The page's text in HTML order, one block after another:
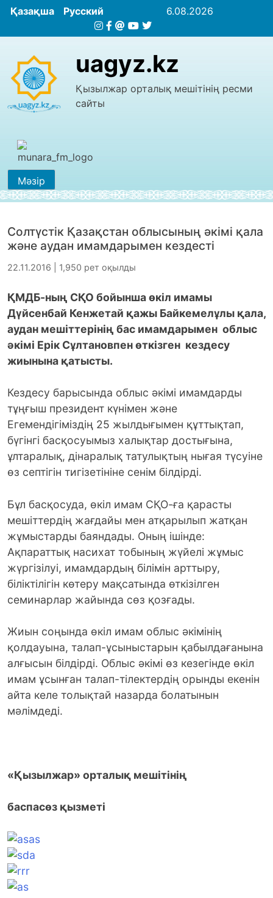
Қазақша Русский 6.08.2026
uagyz.kz
Қызылжар орталық мешітінің ресми
сайты
Мәзір
Солтүстік Қазақстан облысының әкімі қала
және аудан имамдарымен кездесті
22.11.2016 | 1,950 рет оқылды
ҚМДБ-ның СҚО бойынша өкіл имамы
Дүйсенбай Кенжетай қажы Байкемелұлы қала,
аудан мешіттерінің бас имамдарымен облыс
әкімі Ерік Сұлтановпен өткізген кездесу
жиынына қатысты.
Кездесу барысында облыс әкімі имамдарды
тұңғыш президент күнімен және
Егемендігіміздің 25 жылдығымен құттықтап,
бүгінгі басқосуымыз халықтар достығына,
ұлтаралық, дінаралық татулықтың нығая түсуіне
өз септігін тигізетініне сенім білдірді.
Бұл басқосуда, өкіл имам СҚО-ға қарасты
мешіттердің жағдайы мен атқарылып жатқан
жұмыстарды баяндады. Оның ішінде:
Ақпараттық насихат тобының жүйелі жұмыс
жүргізілуі, имамдардың білімін арттыру,
біліктілігін көтеру мақсатында өткізілген
семинарлар жайында сөз қозғады.
Жиын соңында өкіл имам облыс әкімінің
қолдауына, талап-ұсыныстарын қабылдағанына
алғысын білдірді. Облыс әкімі өз кезегінде өкіл
имам ұсынған талап-тілектердің орынды екенін
айта келе толықтай назарда болатынын
мәлімдеді.
«Қызылжар» орталық мешітінің
баспасөз қызметі